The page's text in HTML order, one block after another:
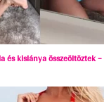
és kislánya összeöltöztek